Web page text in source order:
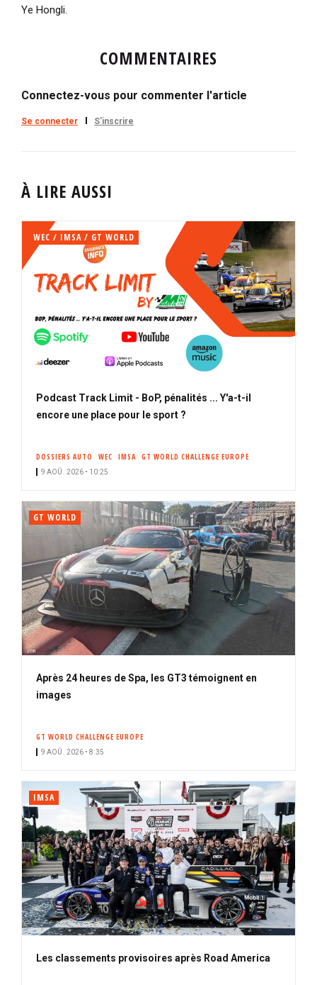
Ye Hongli.
COMMENTAIRES
Connectez-vous pour commenter l'article
Se connecter S'inscrire
À LIRE AUSSI
WEC / IMSA / GT WORLD
Podcast Track Limit - BoP, pénalités ... Y'a-t-il
encore une place pour le sport ?
DOSSIERS AUTO WEC IMSA GT WORLD CHALLENGE EUROPE
9 AOÛ. 2026 • 10:25
GT WORLD
Après 24 heures de Spa, les GT3 témoignent en
images
GT WORLD CHALLENGE EUROPE
9 AOÛ. 2026 • 8:35
IMSA
Les classements provisoires après Road America